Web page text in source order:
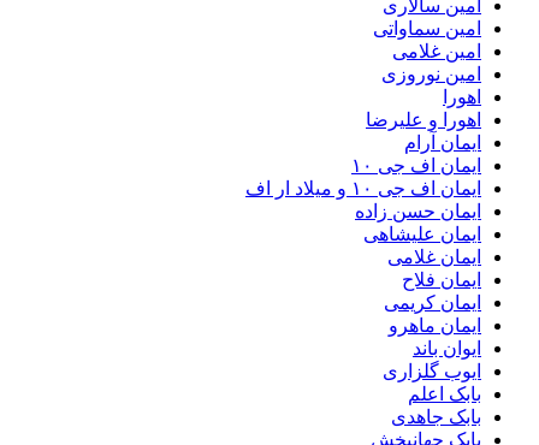
امین سالاری
امین سماواتی
امین غلامی
امین نوروزی
اهورا
اهورا و علیرضا
ایمان آرام
ایمان اف جی ۱۰
ایمان اف جی ۱۰ و میلاد ار اف
ایمان حسن زاده
ایمان علیشاهی
ایمان غلامی
ایمان فلاح
ایمان کریمی
ایمان ماهرو
ایوان باند
ایوب گلزاری
بابک اعلم
بابک جاهدی
بابک جهانبخش